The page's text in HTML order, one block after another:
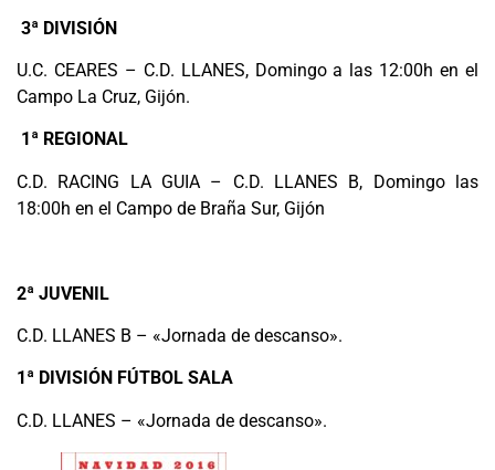
3ª DIVISIÓN
U.C. CEARES – C.D. LLANES, Domingo a las 12:00h en el
Campo La Cruz, Gijón.
1ª REGIONAL
C.D. RACING LA GUIA – C.D. LLANES B, Domingo las
18:00h en el Campo de Braña Sur, Gijón
2ª JUVENIL
C.D. LLANES B – «Jornada de descanso».
1ª DIVISIÓN FÚTBOL SALA
C.D. LLANES – «Jornada de descanso».